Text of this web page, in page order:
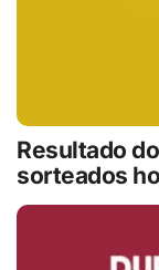
Resultado
sorteados